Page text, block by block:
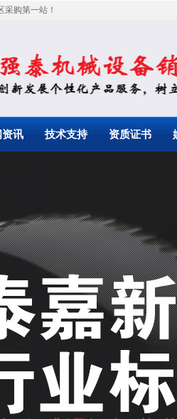
购第一站！
资讯 技术支持 资质证书